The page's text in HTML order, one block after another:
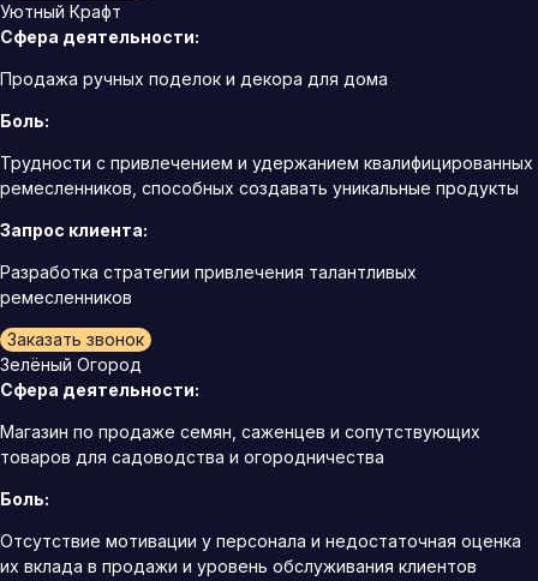
Уютный Крафт
Сфера деятельности:
Продажа ручных поделок и декора для дома
Боль:
Трудности с привлечением и удержанием квалифицированных
ремесленников, способных создавать уникальные продукты
Запрос клиента:
Разработка стратегии привлечения талантливых
ремесленников
Заказать звонок
Зелёный Огород
Сфера деятельности:
Магазин по продаже семян, саженцев и сопутствующих
товаров для садоводства и огородничества
Боль:
Отсутствие мотивации у персонала и недостаточная оценка
их вклада в продажи и уровень обслуживания клиентов